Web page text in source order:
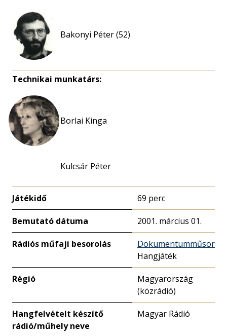
Bakonyi Péter (52)
Technikai munkatárs:
Borlai Kinga
Kulcsár Péter
Játékidő 69 perc
Bemutató dátuma 2001. március 01.
Rádiós műfaji besorolás
Dokumentumműsor
Hangjáték
Régió
Magyarország
(közrádió)
Hangfelvételt készítő
rádió/műhely neve
Magyar Rádió